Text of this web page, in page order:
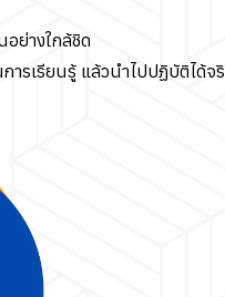
ย่างใกล้ชิด
ารเรียนรู้ แล้วนำไปปฏิบัติได้จ